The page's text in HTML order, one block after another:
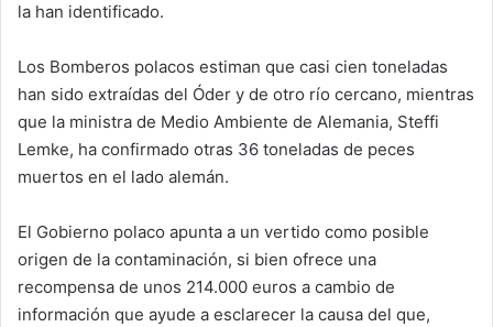
la han identificado.
Los Bomberos polacos estiman que casi cien toneladas
han sido extraídas del Óder y de otro río cercano, mientras
que la ministra de Medio Ambiente de Alemania, Steffi
Lemke, ha confirmado otras 36 toneladas de peces
muertos en el lado alemán.
El Gobierno polaco apunta a un vertido como posible
origen de la contaminación, si bien ofrece una
recompensa de unos 214.000 euros a cambio de
información que ayude a esclarecer la causa del que,